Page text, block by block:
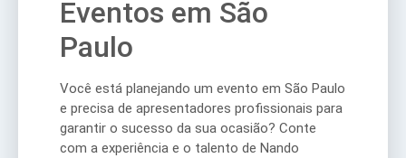
Eventos em São
Paulo
Você está planejando um evento em São Paulo
e precisa de apresentadores profissionais para
garantir o sucesso da sua ocasião? Conte
com a experiência e o talento de Nando